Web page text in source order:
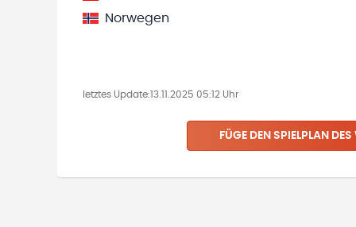
Norwegen
letztes Update:13.11.2025 05:12 Uhr
FÜGE DEN SPIELPLAN DES